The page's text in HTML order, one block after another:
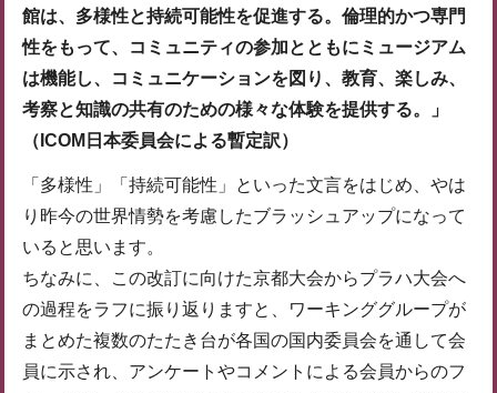
館は、多様性と持続可能性を促進する。倫理的かつ専門
性をもって、コミュニティの参加とともにミュージアム
は機能し、コミュニケーションを図り、教育、楽しみ、
考察と知識の共有のための様々な体験を提供する。」
（ICOM日本委員会による暫定訳）
「多様性」「持続可能性」といった文言をはじめ、やは
り昨今の世界情勢を考慮したブラッシュアップになって
いると思います。
ちなみに、この改訂に向けた京都大会からプラハ大会へ
の過程をラフに振り返りますと、ワーキンググループが
まとめた複数のたたき台が各国の国内委員会を通して会
員に示され、アンケートやコメントによる会員からのフ